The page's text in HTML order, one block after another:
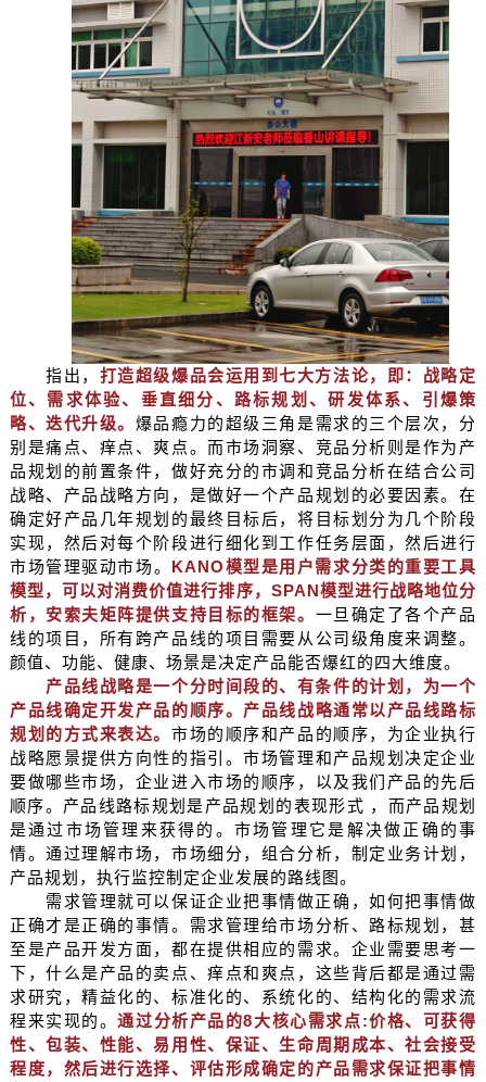
指出， 打造超级爆品会运用到七大方法论，即：战略定
位、需求体验、垂直细分、路标规划、研发体系、引爆策
略、迭代升级。 爆品瘾力的超级三角是需求的三个层次，分
别是痛点、痒点、爽点。而市场洞察、竞品分析则是作为产
品规划的前置条件，做好充分的市调和竞品分析在结合公司
战略、产品战略方向，是做好一个产品规划的必要因素。在
确定好产品几年规划的最终目标后，将目标划分为几个阶段
实现，然后对每个阶段进行细化到工作任务层面，然后进行
市场管理驱动市场。 KANO模型是用户需求分类的重要工具
模型，可以对消费价值进行排序，SPAN模型进行战略地位分
析，安索夫矩阵提供支持目标的框架。 一旦确定了各个产品
线的项目，所有跨产品线的项目需要从公司级角度来调整。
颜值、功能、健康、场景是决定产品能否爆红的四大维度。
产品线战略是一个分时间段的、有条件的计划，为一个
产品线确定开发产品的顺序。产品线战略通常以产品线路标
规划的方式来表达。市场的顺序和产品的顺序，为企业执行
战略愿景提供方向性的指引。市场管理和产品规划决定企业
要做哪些市场，企业进入市场的顺序，以及我们产品的先后
顺序。产品线路标规划是产品规划的表现形式 ，而产品规划
是通过市场管理来获得的。市场管理它是解决做正确的事
情。通过理解市场，市场细分，组合分析，制定业务计划，
产品规划，执行监控制定企业发展的路线图。
需求管理就可以保证企业把事情做正确，如何把事情做
正确才是正确的事情。需求管理给市场分析、路标规划，甚
至是产品开发方面，都在提供相应的需求。企业需要思考一
下，什么是产品的卖点、痒点和爽点，这些背后都是通过需
求研究，精益化的、标准化的、系统化的、结构化的需求流
程来实现的。通过分析产品的8大核心需求点:价格、可获得
性、包装、性能、易用性、保证、生命周期成本、社会接受
程度，然后进行选择、评估形成确定的产品需求保证把事情